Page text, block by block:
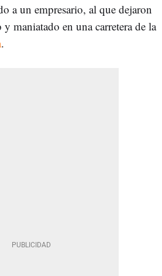
a un empresario, al que dejaron
maniatado en una carretera de la
.